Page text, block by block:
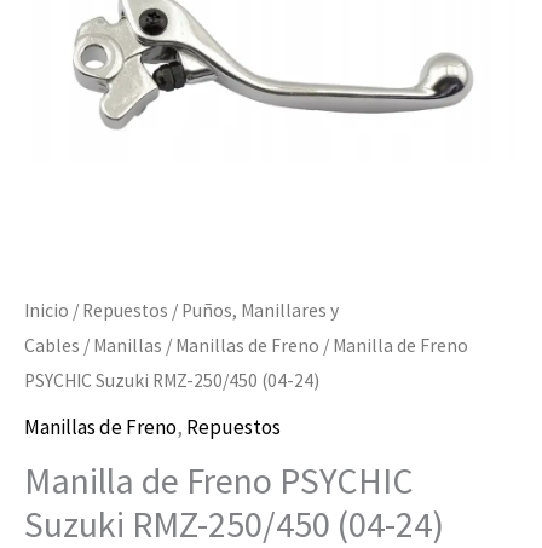
Inicio / Repuestos / Puños, Manillares y
Cables / Manillas / Manillas de Freno / Manilla de Freno
PSYCHIC Suzuki RMZ-250/450 (04-24)
Manillas de Freno, Repuestos
Manilla de Freno PSYCHIC
Suzuki RMZ-250/450 (04-24)